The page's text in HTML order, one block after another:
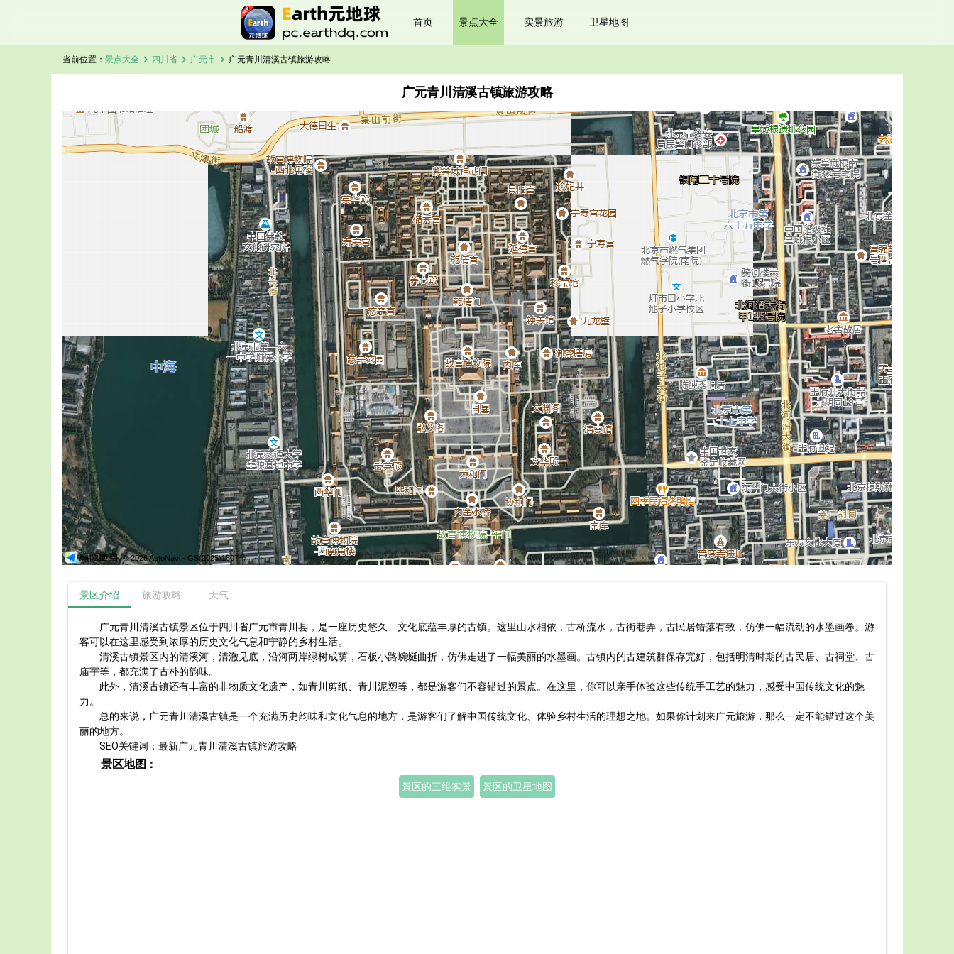
首页 景点大全 实景旅游 卫星地图
当前位置： 景点大全 chevron_right 四川省 chevron_right 广元市 chevron_right 广元青川清溪古镇旅游攻略
广元青川清溪古镇旅游攻略
广元青川清溪古镇卫星地图 加载中，请稍候...
© 2026 AutoNavi - GS(2025)1807号
景区介绍 旅游攻略 天气
广元青川清溪古镇景区位于四川省广元市青川县，是一座历史悠久、文化底蕴丰厚的古镇。这里山水相依，古桥流水，古街巷弄，古民居错落有致，仿佛一幅流动的水墨画卷。游
客可以在这里感受到浓厚的历史文化气息和宁静的乡村生活。
清溪古镇景区内的清溪河，清澈见底，沿河两岸绿树成荫，石板小路蜿蜒曲折，仿佛走进了一幅美丽的水墨画。古镇内的古建筑群保存完好，包括明清时期的古民居、古祠堂、古
庙宇等，都充满了古朴的韵味。
此外，清溪古镇还有丰富的非物质文化遗产，如青川剪纸、青川泥塑等，都是游客们不容错过的景点。在这里，你可以亲手体验这些传统手工艺的魅力，感受中国传统文化的魅
力。
总的来说，广元青川清溪古镇是一个充满历史韵味和文化气息的地方，是游客们了解中国传统文化、体验乡村生活的理想之地。如果你计划来广元旅游，那么一定不能错过这个美
丽的地方。
SEO关键词：最新广元青川清溪古镇旅游攻略
景区地图：
景区的三维实景 景区的卫星地图